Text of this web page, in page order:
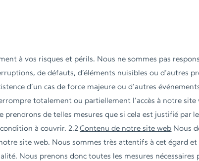
à vos risques et périls. Nous ne sommes pas
de défauts, d’éléments nuisibles ou d’autres
d’un cas de force majeure ou d’autres
totalement ou partiellement l’accès à notre
prendrons de telles mesures que si cela est justifié par
à couvrir. 2.2Contenu de notre site web Nous
site web. Nous sommes très attentifs à cet égard
Nous prenons donc toutes les mesures nécessaires